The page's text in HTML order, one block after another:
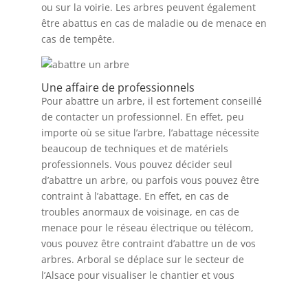
ou sur la voirie. Les arbres peuvent également
être abattus en cas de maladie ou de menace en
cas de tempête.
Une affaire de professionnels
Pour abattre un arbre, il est fortement conseillé
de contacter un professionnel. En effet, peu
importe où se situe l’arbre, l’abattage nécessite
beaucoup de techniques et de matériels
professionnels. Vous pouvez décider seul
d’abattre un arbre, ou parfois vous pouvez être
contraint à l’abattage. En effet, en cas de
troubles anormaux de voisinage, en cas de
menace pour le réseau électrique ou télécom,
vous pouvez être contraint d’abattre un de vos
arbres. Arboral se déplace sur le secteur de
l’Alsace pour visualiser le chantier et vous